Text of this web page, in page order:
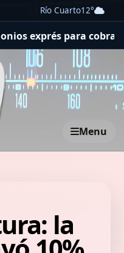
Río Cuarto12°
para cobrar
Menu
la